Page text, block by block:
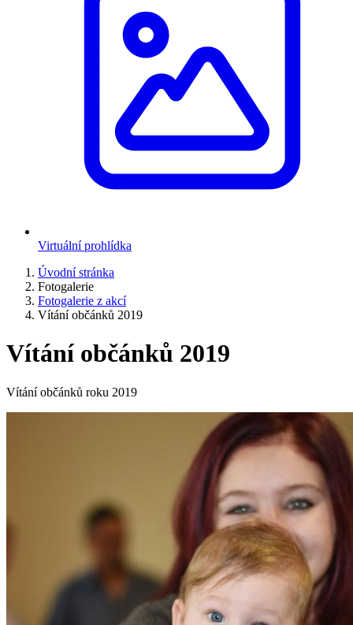
Virtuální prohlídka
Úvodní stránka
Fotogalerie
Fotogalerie z akcí
Vítání občánků 2019
Vítání občánků 2019
Vítání občánků roku 2019